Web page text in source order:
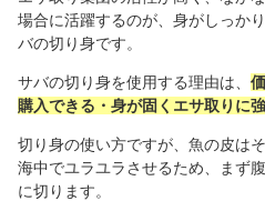
場合に活躍するのが、身がしっか
バの切り身です。
サバの切り身を使用する理由は、
購入できる・身が固くエサ取りに
切り身の使い方ですが、魚の皮は
海中でユラユラさせるため、まず
に切ります。